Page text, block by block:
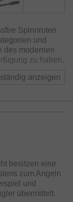
anzeigen
Spinnruten
und
des modernen
zu haben.
für dieses
optisch
LT Rollen.
besitzen eine
zum Angeln
und
übermittelt.